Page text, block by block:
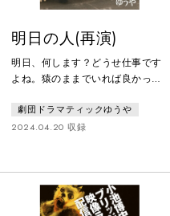
明日の人(再演)
明日、何します？どうせ仕事です
よね。猿のままでいれば良かった
に…。そんな現代を嘆きながら
我々は今日もヤフコメに小さな正
変えるべく、「劇団ドラマティッ
クゆうや」は猿でもわかる演劇を
用意しました。
劇団ドラマティックゆうや
2024.04.20 収録